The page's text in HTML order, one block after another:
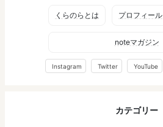
くらのらとは プロフィール
noteマガジン
Instagram Twitter YouTube
カテゴリー